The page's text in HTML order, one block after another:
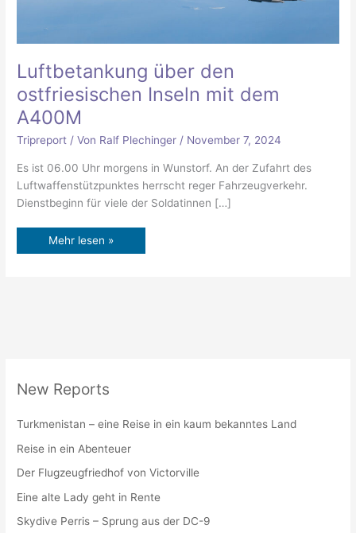
Luftbetankung über den
ostfriesischen Inseln mit dem
A400M
Tripreport / Von Ralf Plechinger / November 7, 2024
Es ist 06.00 Uhr morgens in Wunstorf. An der Zufahrt des
Luftwaffenstützpunktes herrscht reger Fahrzeugverkehr.
Dienstbeginn für viele der Soldatinnen […]
Mehr lesen »
New Reports
Turkmenistan – eine Reise in ein kaum bekanntes Land
Reise in ein Abenteuer
Der Flugzeugfriedhof von Victorville
Eine alte Lady geht in Rente
Skydive Perris – Sprung aus der DC-9